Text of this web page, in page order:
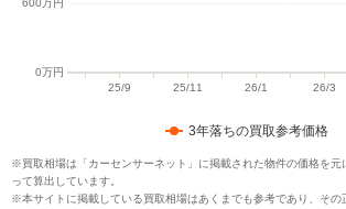
3年落ちの買取参考価格
※買取相場は「カーセンサーネット」に掲載された物件の価格を元
って算出しています。
※本サイトに掲載している買取相場はあくまでも参考であり、その